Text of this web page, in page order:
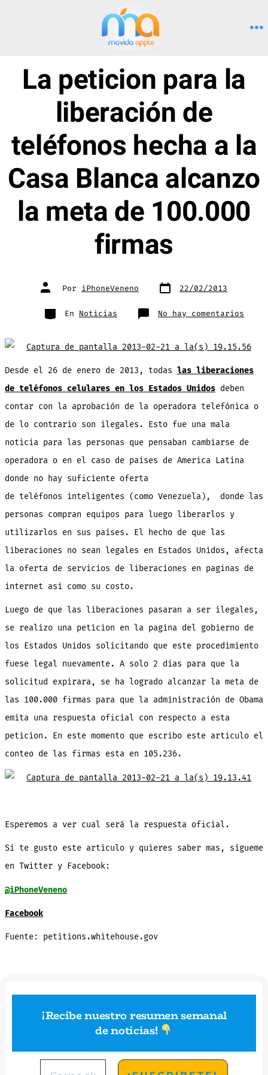
La peticion para la
liberación de
teléfonos hecha a la
Casa Blanca alcanzo
la meta de 100.000
firmas
Autor
de Por iPhoneVeneno Fecha
de 22/02/2013
Categorías
En Noticias No hay comentarios
La
la
hecha
Desde el 26 de enero de 2013, todas las liberaciones
de teléfonos celulares en los Estados Unidosdeben
contar con la aprobación de la operadora telefónica o
de lo contrario son ilegales. Esto fue una mala
noticia para las personas que pensaban cambiarse de
operadora o en el caso de países de America Latina
donde no hay suficiente oferta
de teléfonos inteligentes (como Venezuela), donde las
personas compran equipos para luego liberarlos y
utilizarlos en sus países. El hecho de que las
liberaciones no sean legales en Estados Unidos, afecta
la oferta de servicios de liberaciones en paginas de
internet así como su costo.
Luego de que las liberaciones pasaran a ser ilegales,
se realizo una peticion en la pagina del gobierno de
los Estados Unidos solicitando que este procedimiento
fuese legal nuevamente. A solo 2 días para que la
solicitud expirara,
se ha logrado alcanzar la meta de
las 100.000 firmas para que la administración de Obama
emita una respuesta oficial con respecto a esta
peticion. En este momento que escribo este articulo el
conteo de las firmas esta en 105.236.
Esperemos a ver cual será la respuesta oficial.
Si te gusto este articulo y quieres saber mas, sígueme
en Twitter y Facebook:
@iPhoneVeneno
Facebook
Fuente: petitions.whitehouse.gov
¡Recibe nuestro resumen semanal
de noticias!